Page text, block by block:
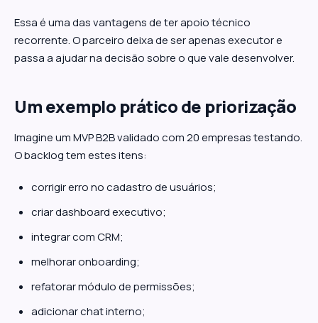
Essa é uma das vantagens de ter apoio técnico
recorrente. O parceiro deixa de ser apenas executor e
passa a ajudar na decisão sobre o que vale desenvolver.
Um exemplo prático de priorização
Imagine um MVP B2B validado com 20 empresas testando.
O backlog tem estes itens:
corrigir erro no cadastro de usuários;
criar dashboard executivo;
integrar com CRM;
melhorar onboarding;
refatorar módulo de permissões;
adicionar chat interno;